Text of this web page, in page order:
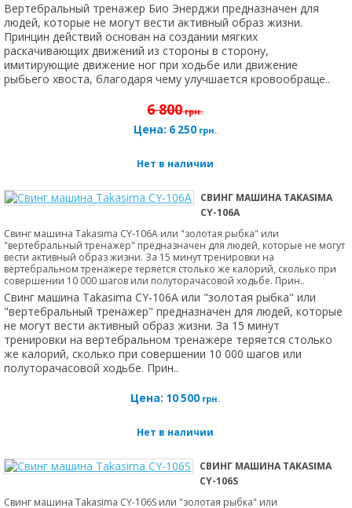
Вертебральный тренажер Био Энерджи предназначен для
людей, которые не могут вести активный образ жизни.
Принцин действий основан на создании мягких
раскачивающих движений из стороны в сторону,
имитирующие движение ног при ходьбе или движение
рыбьего хвоста, благодаря чему улучшается кровообраще..
6 800грн.
Цена: 6 250грн.
Нет в наличии
СВИНГ МАШИНА TAKASIMA
CY-106A
Свинг машина Takasima CY-106A или "золотая рыбка" или
"вертебральный тренажер" предназначен для людей, которые не могут
вести активный образ жизни. За 15 минут тренировки на
вертебральном тренажере теряется столько же калорий, сколько при
совершении 10 000 шагов или полуторачасовой ходьбе. Прин..
Свинг машина Takasima CY-106A или "золотая рыбка" или
"вертебральный тренажер" предназначен для людей, которые
не могут вести активный образ жизни. За 15 минут
тренировки на вертебральном тренажере теряется столько
же калорий, сколько при совершении 10 000 шагов или
полуторачасовой ходьбе. Прин..
Цена: 10 500грн.
Нет в наличии
СВИНГ МАШИНА TAKASIMA
CY-106S
Свинг машина Takasima CY-106S или "золотая рыбка" или